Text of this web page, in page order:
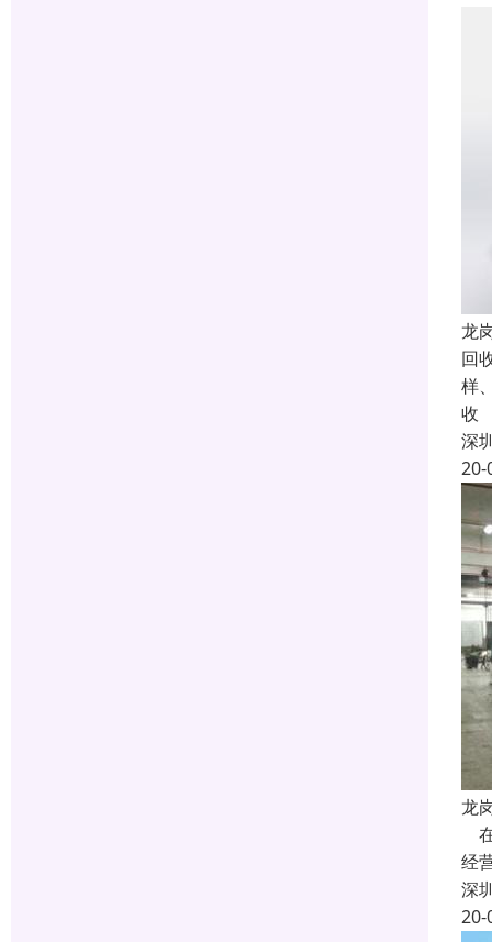
龙
回
样
收
深
20-
龙
经
深
20-